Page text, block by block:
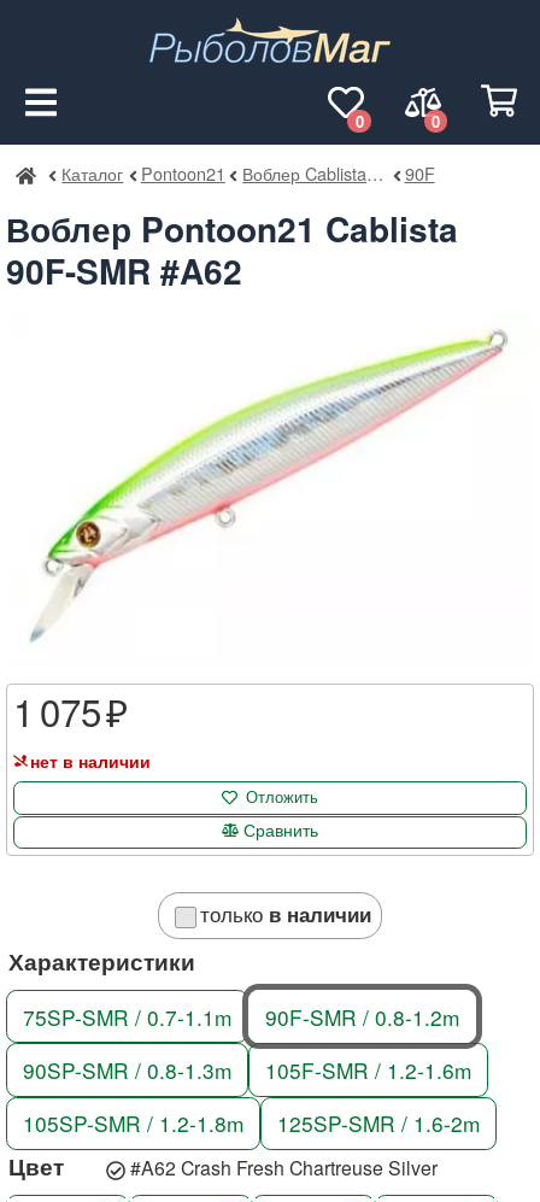
0
0
РыболовМаг
Каталог Pontoon21 Воблер Cablista SMR 90F
Воблер Pontoon21 Cablista
90F-SMR #A62
только в наличии
Характеристики
75SP-SMR / 0.7-1.1m
90F-SMR / 0.8-1.2m
90SP-SMR / 0.8-1.3m
105F-SMR / 1.2-1.6m
105SP-SMR / 1.2-1.8m
125SP-SMR / 1.6-2m
Цвет #A62 Crash Fresh Chartreuse Silver
1 075
нет в наличии
Отложить
Сравнить